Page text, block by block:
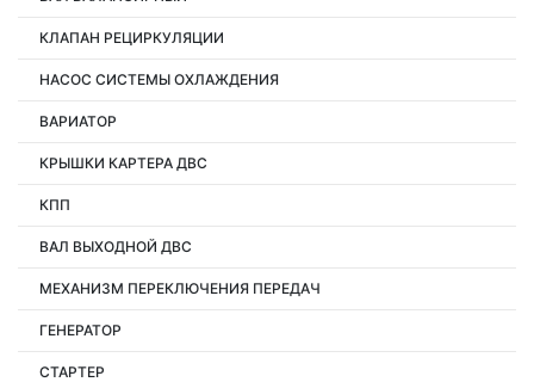
КЛАПАН РЕЦИРКУЛЯЦИИ
НАСОС СИСТЕМЫ ОХЛАЖДЕНИЯ
ВАРИАТОР
КРЫШКИ КАРТЕРА ДВС
КПП
ВАЛ ВЫХОДНОЙ ДВС
МЕХАНИЗМ ПЕРЕКЛЮЧЕНИЯ ПЕРЕДАЧ
ГЕНЕРАТОР
СТАРТЕР